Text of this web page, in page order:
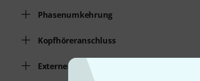
Phasenumkehrung
Kopfhöreranschluss
Externer Effektweg